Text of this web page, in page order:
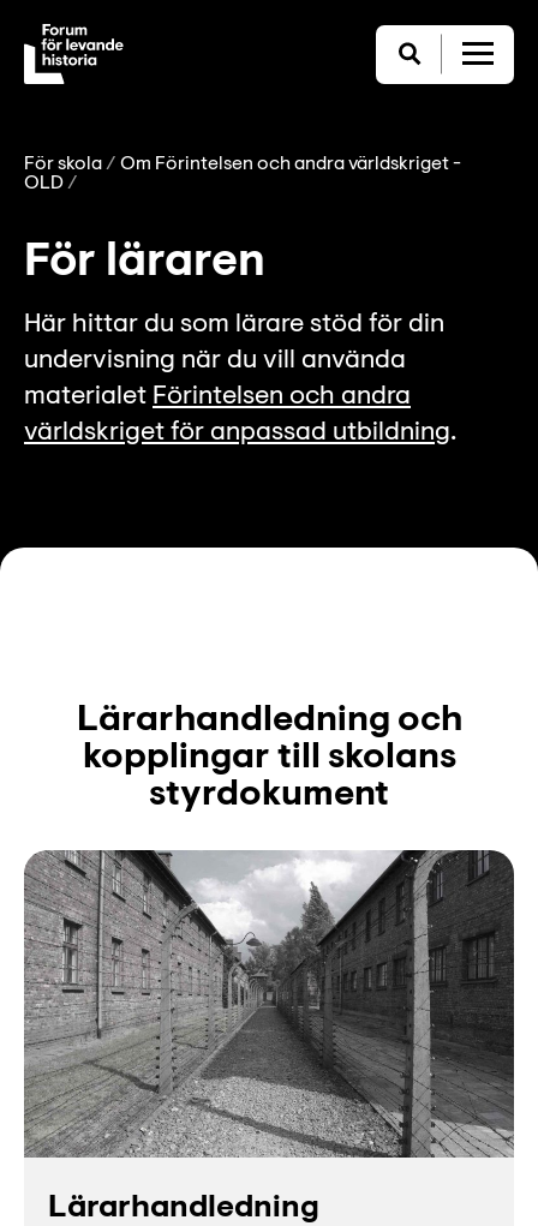
Lyssna
Teckenspråk
För skola
Om Förintelsen och andra världskriget -
OLD
För läraren
Här hittar du som lärare stöd för din
undervisning när du vill använda
materialet Förintelsen och andra
världskriget för anpassad utbildning.
Lärarhandledning och
kopplingar till skolans
styrdokument
Lärarhandledning